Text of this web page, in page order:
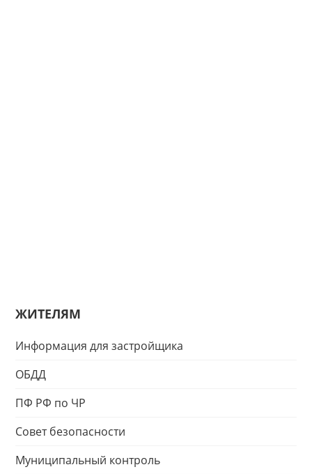
ЖИТЕЛЯМ
Информация для застройщика
ОБДД
ПФ РФ по ЧР
Совет безопасности
Муниципальный контроль